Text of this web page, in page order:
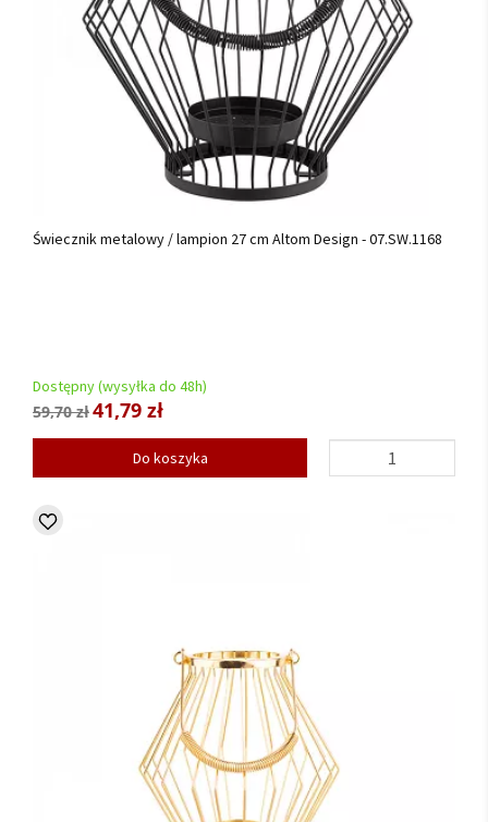
Świecznik metalowy / lampion 27 cm Altom Design - 07.SW.1168
Dostępny (wysyłka do 48h)
59,70 zł41,79 zł
Do koszyka